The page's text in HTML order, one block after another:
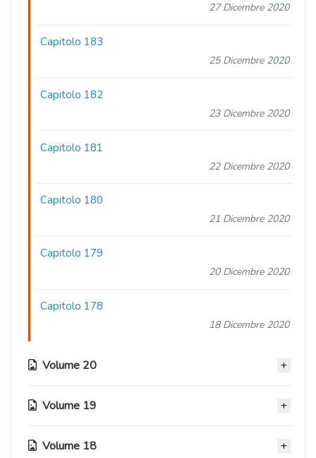
27 Dicembre 2020
Capitolo 183
25 Dicembre 2020
Capitolo 182
23 Dicembre 2020
Capitolo 181
22 Dicembre 2020
Capitolo 180
21 Dicembre 2020
Capitolo 179
20 Dicembre 2020
Capitolo 178
18 Dicembre 2020
Volume 20
Capitolo 177
Volume 19
Capitolo 168
Volume 18